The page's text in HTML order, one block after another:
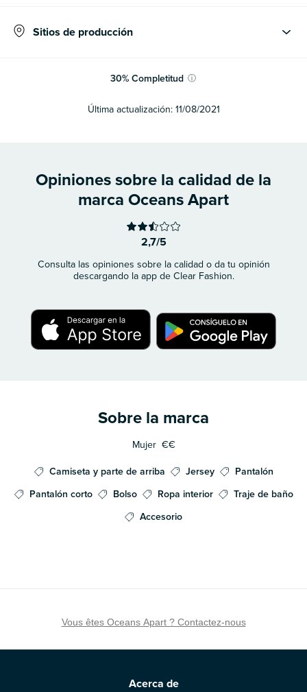
Sitios de producción
30%Completitud ⓘ
Última actualización: 11/08/2021
Opiniones sobre la calidad de la
marca Oceans Apart
2,7/5
Consulta las opiniones sobre la calidad o da tu opinión
descargando la app de Clear Fashion.
Sobre la marca
Mujer €€
Camiseta y parte de arriba Jersey
Pantalón
Pantalón corto
Bolso Ropa interior
Traje de baño
Accesorio
Vous êtes Oceans Apart ? Contactez-nous
Acerca de